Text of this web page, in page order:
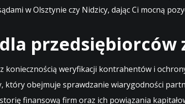
w Olsztynie czy Nidzicy, dając Ci mocną
przedsiębiorców
koniecznością weryfikacji kontrahentów i
obejmuje sprawdzanie wiarygodności
finansową firm oraz ich powiązania